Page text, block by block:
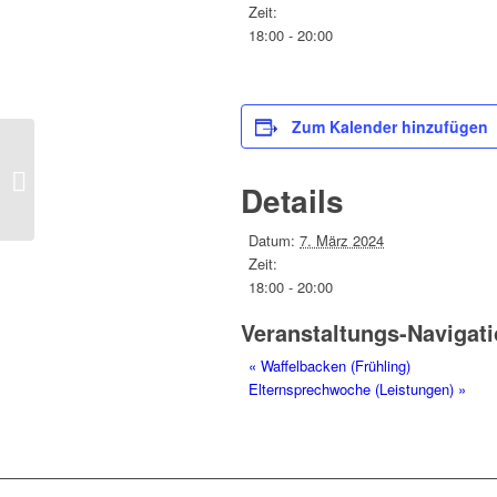
Zeit:
18:00 - 20:00
Zum Kalender hinzufügen
Details
Datum: 7. März 2024
Zeit:
18:00 - 20:00
Veranstaltungs-
« Waffelbacken (Frühling)
Elternsprechwoche (Leistungen) »